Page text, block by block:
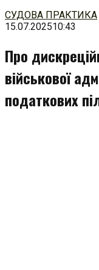
Перейти
до
СУДОВА ПРАКТИКА
15.07.202510:43
Про
військової
податкових